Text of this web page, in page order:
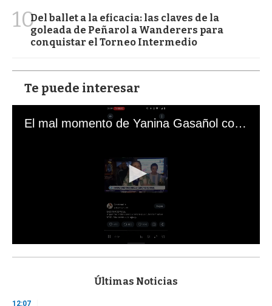
10Del ballet a la eficacia: las claves de la
goleada de Peñarol a Wanderers para
conquistar el Torneo Intermedio
Te puede interesar
El mal momento de Yanina Gasañol con un hincha argentino en "Subrayado"
s
Últimas Noticias
12:07